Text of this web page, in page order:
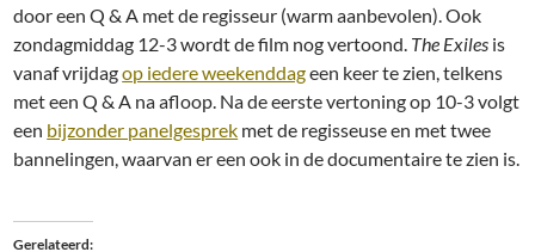
door een Q & A met de regisseur (warm aanbevolen). Ook
zondagmiddag 12-3 wordt de film nog vertoond. The Exiles is
vanaf vrijdagop iedere weekenddageen keer te zien, telkens
met een Q & A na afloop. Na de eerste vertoning op 10-3 volgt
een bijzonder panelgesprek met de regisseuse en met twee
bannelingen, waarvan er een ook in de documentaire te zien is.
Gerelateerd